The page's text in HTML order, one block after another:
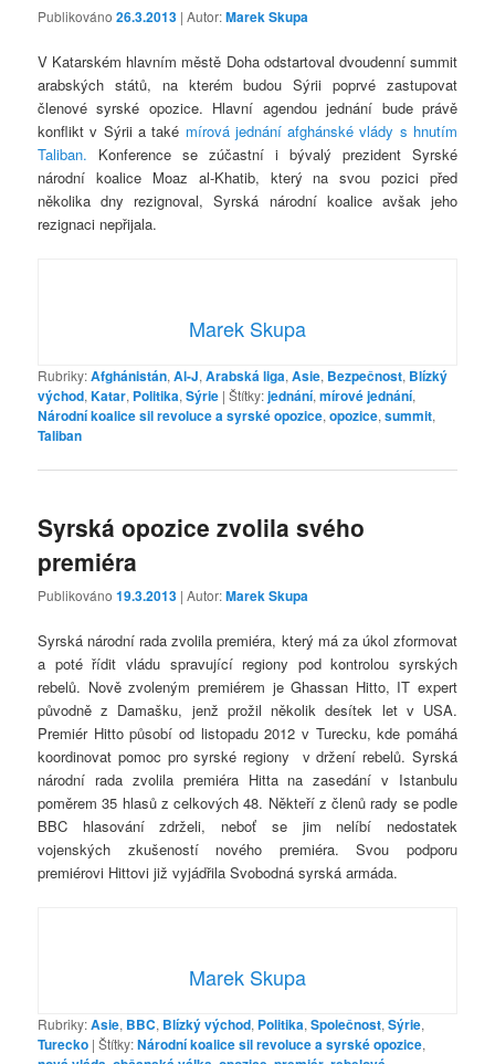
Publikováno26.3.2013 | Autor:Marek Skupa
V Katarském hlavním městě Doha odstartoval dvoudenní summit
arabských států, na kterém budou Sýrii poprvé zastupovat
členové syrské opozice. Hlavní agendou jednání bude právě
konflikt v Sýrii a také mírová jednání afghánské vlády s hnutím
Taliban. Konference se zúčastní i bývalý prezident Syrské
národní koalice Moaz al-Khatib, který na svou pozici před
několika dny rezignoval, Syrská národní koalice avšak jeho
rezignaci nepřijala.
Marek Skupa
Rubriky:Afghánistán,Al-J,Arabská liga,Asie, Bezpečnost, Blízký
východ,Katar, Politika,Sýrie |Štítky:jednání,mírové jednání,
Národní koalice sil revoluce a syrské opozice,opozice,summit,
Taliban
Syrská opozice zvolila svého
premiéra
Publikováno19.3.2013 | Autor:Marek Skupa
Syrská národní rada zvolila premiéra, který má za úkol zformovat
a poté řídit vládu spravující regiony pod kontrolou syrských
rebelů. Nově zvoleným premiérem je Ghassan Hitto, IT expert
původně z Damašku, jenž prožil několik desítek let v USA.
Premiér Hitto působí od listopadu 2012 v Turecku, kde pomáhá
koordinovat pomoc pro syrské regiony v držení rebelů. Syrská
národní rada zvolila premiéra Hitta na zasedání v Istanbulu
poměrem 35 hlasů z celkových 48. Někteří z členů rady se podle
BBC hlasování zdrželi, neboť se jim nelíbí nedostatek
vojenských zkušeností nového premiéra. Svou podporu
premiérovi Hittovi již vyjádřila Svobodná syrská armáda.
Marek Skupa
Rubriky:Asie, BBC, Blízký východ, Politika,Společnost,Sýrie,
Turecko |Štítky:Národní koalice sil revoluce a syrské opozice,